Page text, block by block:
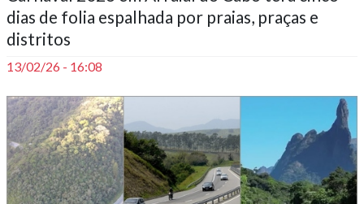
dias de folia espalhada por praias, praças e
distritos
13/02/26 - 16:08